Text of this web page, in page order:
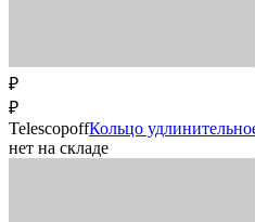
₽
₽
TelescopoffКольцо
нет на складе